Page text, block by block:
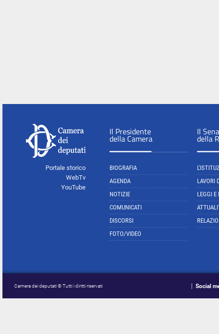
Portale storico
WebTv
YouTube
Il Presidente
della Camera
BIOGRAFIA
AGENDA
NOTIZIE
COMUNICATI
DISCORSI
FOTO/VIDEO
Il
della
LAVORI
LEGGI E
Camera dei deputati © Tutti i diritti riservati Social